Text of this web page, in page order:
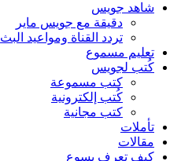
شاهد جويس
دقيقة مع جويس ماير
تردد القناة ومواعيد البث
تعليم مسموع
كُتب لجويس
كتب مسموعة
كُتب إلكترونية
كتب مجانية
تأملات
مقالات
كيف تعرف يسوع